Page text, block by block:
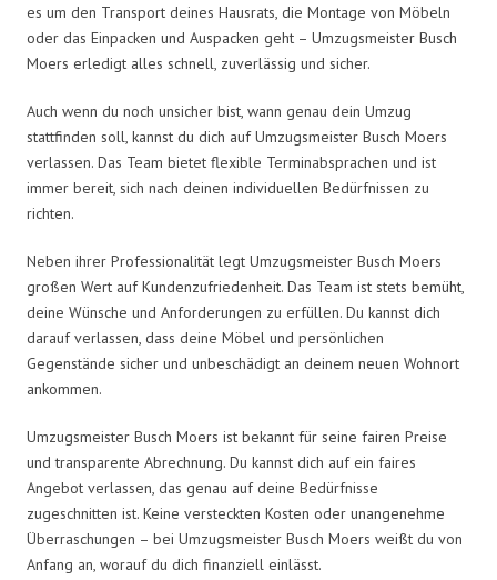
es um den Transport deines Hausrats, die Montage von Möbeln
oder das Einpacken und Auspacken geht – Umzugsmeister Busch
Moers erledigt alles schnell, zuverlässig und sicher.
Auch wenn du noch unsicher bist, wann genau dein Umzug
stattfinden soll, kannst du dich auf Umzugsmeister Busch Moers
verlassen. Das Team bietet flexible Terminabsprachen und ist
immer bereit, sich nach deinen individuellen Bedürfnissen zu
richten.
Neben ihrer Professionalität legt Umzugsmeister Busch Moers
großen Wert auf Kundenzufriedenheit. Das Team ist stets bemüht,
deine Wünsche und Anforderungen zu erfüllen. Du kannst dich
darauf verlassen, dass deine Möbel und persönlichen
Gegenstände sicher und unbeschädigt an deinem neuen Wohnort
ankommen.
Umzugsmeister Busch Moers ist bekannt für seine fairen Preise
und transparente Abrechnung. Du kannst dich auf ein faires
Angebot verlassen, das genau auf deine Bedürfnisse
zugeschnitten ist. Keine versteckten Kosten oder unangenehme
Überraschungen – bei Umzugsmeister Busch Moers weißt du von
Anfang an, worauf du dich finanziell einlässt.